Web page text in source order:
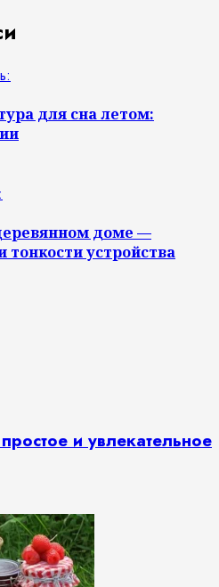
для сна летом:
доме —
устройства
и увлекательное